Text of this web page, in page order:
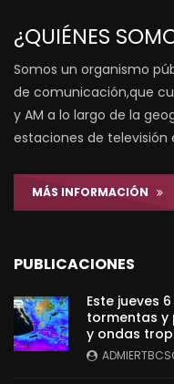
¿QUIÉNES
Somos un organismo
de comunicación,que
y AM a lo largo de la
estaciones de televisión
MÁS INFORMACIÓN
PUBLICACIONES
Este jueves
tormentas y
y ondas